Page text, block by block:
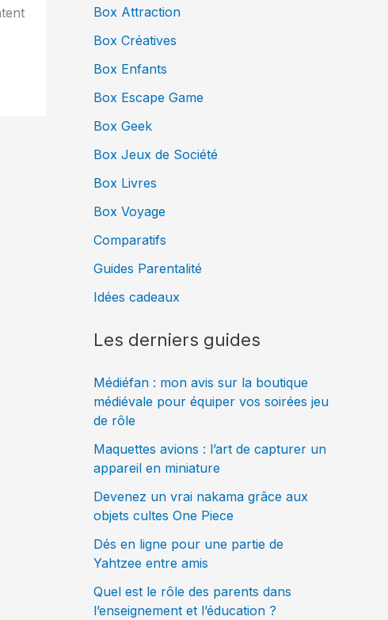
Box Attraction
Box Créatives
Box Enfants
Box Escape Game
Box Geek
Box Jeux de Société
Box Livres
Box Voyage
Comparatifs
Guides Parentalité
Idées cadeaux
Les derniers guides
Médiéfan : mon avis sur la boutique
médiévale pour équiper vos soirées jeu
de rôle
Maquettes avions : l’art de capturer un
appareil en miniature
Devenez un vrai nakama grâce aux
objets cultes One Piece
Dés en ligne pour une partie de
Yahtzee entre amis
Quel est le rôle des parents dans
l’enseignement et l’éducation ?